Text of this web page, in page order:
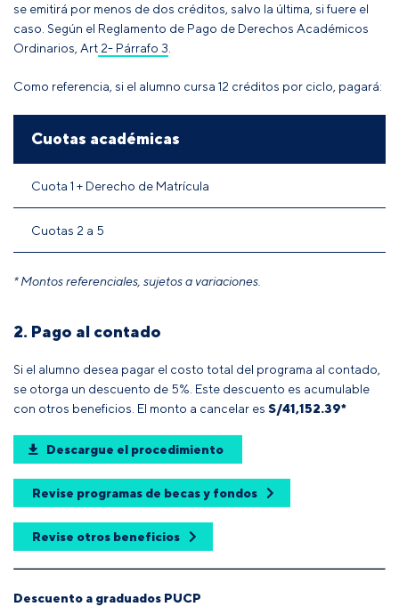
se emitirá por menos de dos créditos, salvo la última, si fuere el
caso Según el Reglamento de Pago de Derechos Académicos
Ordinarios, Art 2- Párrafo 3
Como referencia, si el alumno cursa 12 créditos por ciclo, pagará:
Cuotas académicas
Cuota 1 + Derecho de Matrícula
Cuotas 2 a 5
* Montos referenciales, sujetos a variaciones.
2. Pago al contado
Si el alumno desea pagar el costo total del programa al contado,
se otorga un descuento de 5%. Este descuento es acumulable
con otros beneficios. El monto a cancelar es S/41,152.39*
Descargue el procedimiento
Revise programas de becas y fondos
Revise otros beneficios
Descuento a graduados PUCP